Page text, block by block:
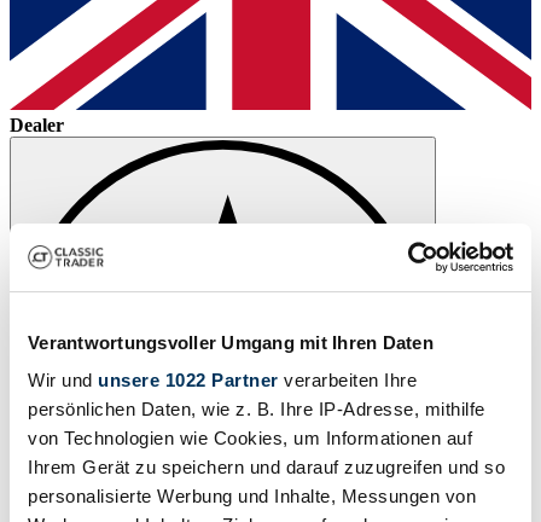
Verantwortungsvoller Umgang mit Ihren Daten
Wir und unsere 1022 Partner verarbeiten Ihre
persönlichen Daten, wie z. B. Ihre IP-Adresse, mithilfe
von Technologien wie Cookies, um Informationen auf
Ihrem Gerät zu speichern und darauf zuzugreifen und so
personalisierte Werbung und Inhalte, Messungen von
Dealer